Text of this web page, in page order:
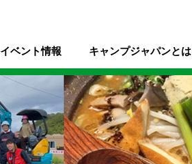
イベント情報 キャンプジャパンとは